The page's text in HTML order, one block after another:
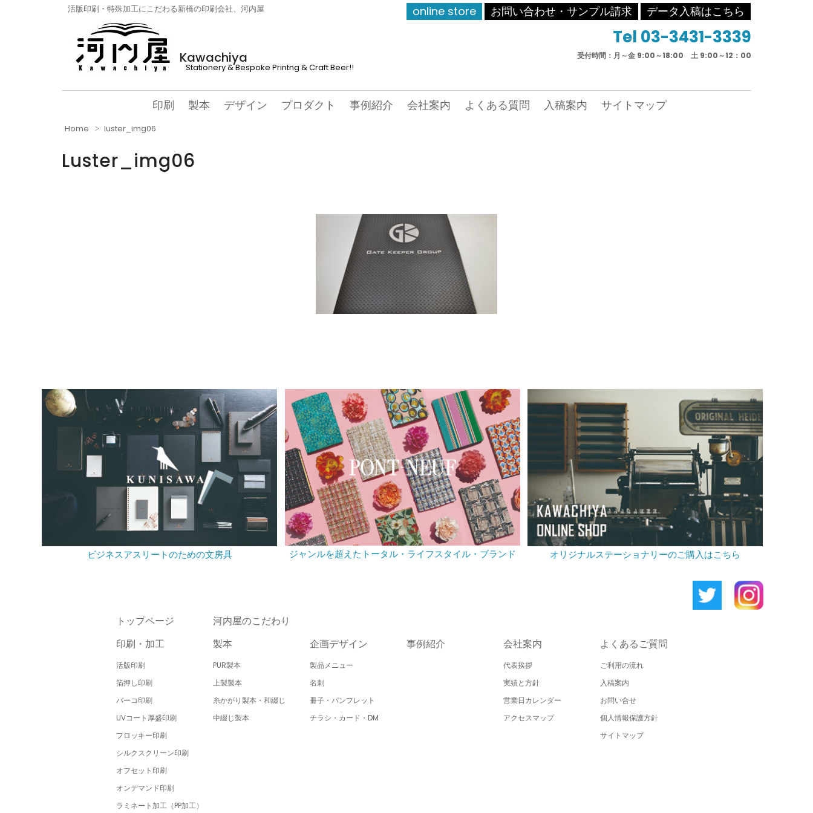
活版印刷・特殊加工にこだわる新橋の印刷会社、河内屋
Kawachiya
Stationery & Bespoke Printng & Craft Beer!!
印刷 製本 デザイン プロダクト 事例紹介 会社案内 よくある質問 入稿案内 サイトマップ
online store お問い合わせ・サンプル請求 データ入稿はこちら
Tel 03-3431-3339
受付時間：月～金 9:00～18:00 土 9:00～12：00
Home luster_img06
Luster_img06
ビジネスアスリートのための文房具 ジャンルを超えたトータル・ライフスタイル・ブランド オリジナルステーショナリーのご購入はこちら
トップページ
印刷・加工
活版印刷
箔押し印刷
バーコ印刷
UVコート厚盛印刷
フロッキー印刷
シルクスクリーン印刷
オフセット印刷
オンデマンド印刷
ラミネート加工（PP加工）
河内屋のこだわり
製本
PUR製本
上製製本
糸かがり製本・和綴じ
中綴じ製本
企画デザイン
製品メニュー
名刺
冊子・パンフレット
チラシ・カード・DM
事例紹介 会社案内
代表挨拶
実績と方針
営業日カレンダー
アクセスマップ
よくあるご質問
ご利用の流れ
入稿案内
お問い合せ
個人情報保護方針
サイトマップ